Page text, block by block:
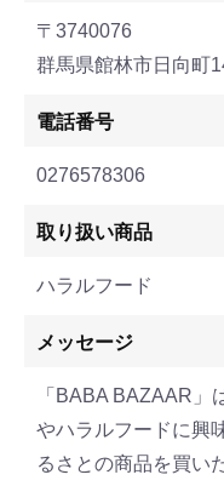
〒3740076
群馬県館林市日向町
電話番号
0276578306
取り扱い商品
ハラルフード
メッセージ
「BABA BAZAAR
やハラルフードに興
るさとの商品を買い